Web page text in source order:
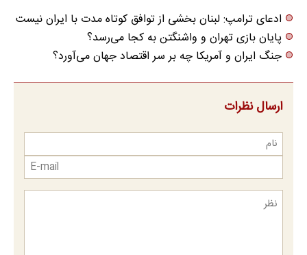
ادعای ترامپ: لبنان بخشی از توافق کوتاه مدت با ایران نیست
پایان بازی تهران و واشنگتن به کجا می‌رسد؟
جنگ ایران و آمریکا چه بر سر اقتصاد جهان می‌آورد؟
ارسال نظرات